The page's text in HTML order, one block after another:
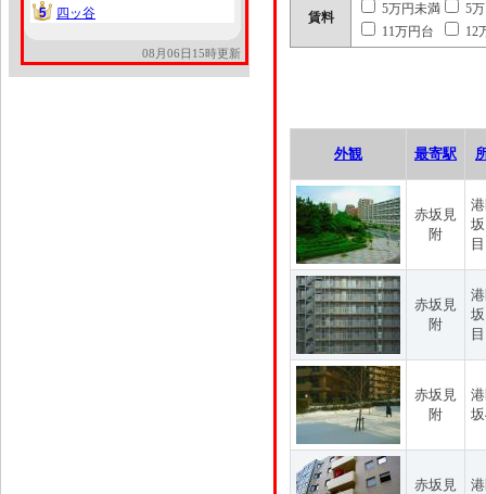
5
5 四ッ谷
08月06日15時更新
賃料
5万円未満
5
11万円台
12
外観 最寄駅
赤坂見
附
目
赤坂見
附
目
赤坂見
附
赤坂見